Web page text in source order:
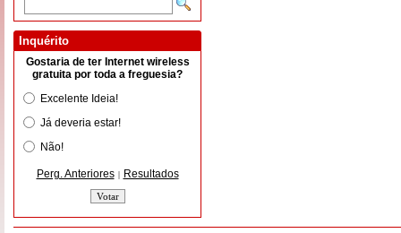
Inquérito
Gostaria de ter Internet wireless
gratuita por toda a freguesia?
Excelente Ideia!
Já deveria estar!
Não!
Perg. Anteriores | Resultados